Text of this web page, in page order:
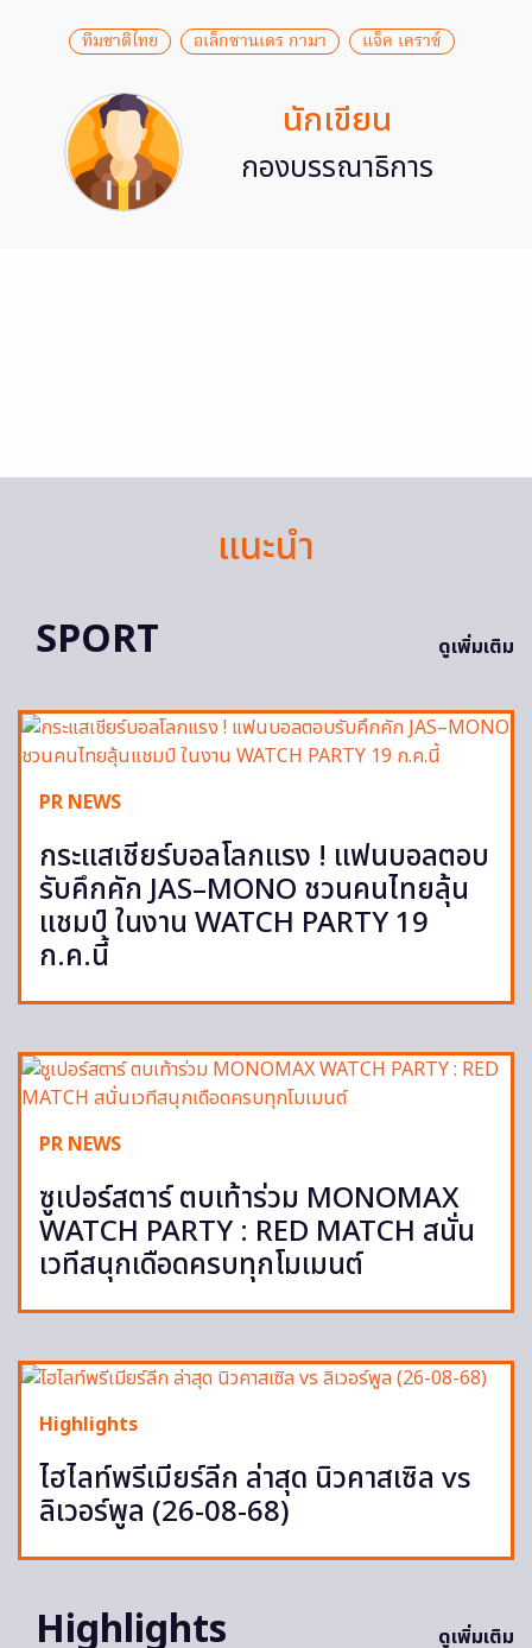
ทีมชาติไทย อเล็กซานเดร กามา แจ็ค เคราซ์
นักเขียน
กองบรรณาธิการ
แนะนำ
SPORT
ดูเพิ่มเติม
PR NEWS
กระแสเชียร์บอลโลกแรง ! แฟนบอลตอบ
รับคึกคัก JAS–MONO ชวนคนไทยลุ้น
แชมป์ ในงาน WATCH PARTY 19
ก.ค.นี้
PR NEWS
ซูเปอร์สตาร์ ตบเท้าร่วม MONOMAX
WATCH PARTY : RED MATCH สนั่น
เวทีสนุกเดือดครบทุกโมเมนต์
Highlights
ไฮไลท์พรีเมียร์ลีก ล่าสุด นิวคาสเซิล vs
ลิเวอร์พูล (26-08-68)
Highlights ดูเพิ่มเติม